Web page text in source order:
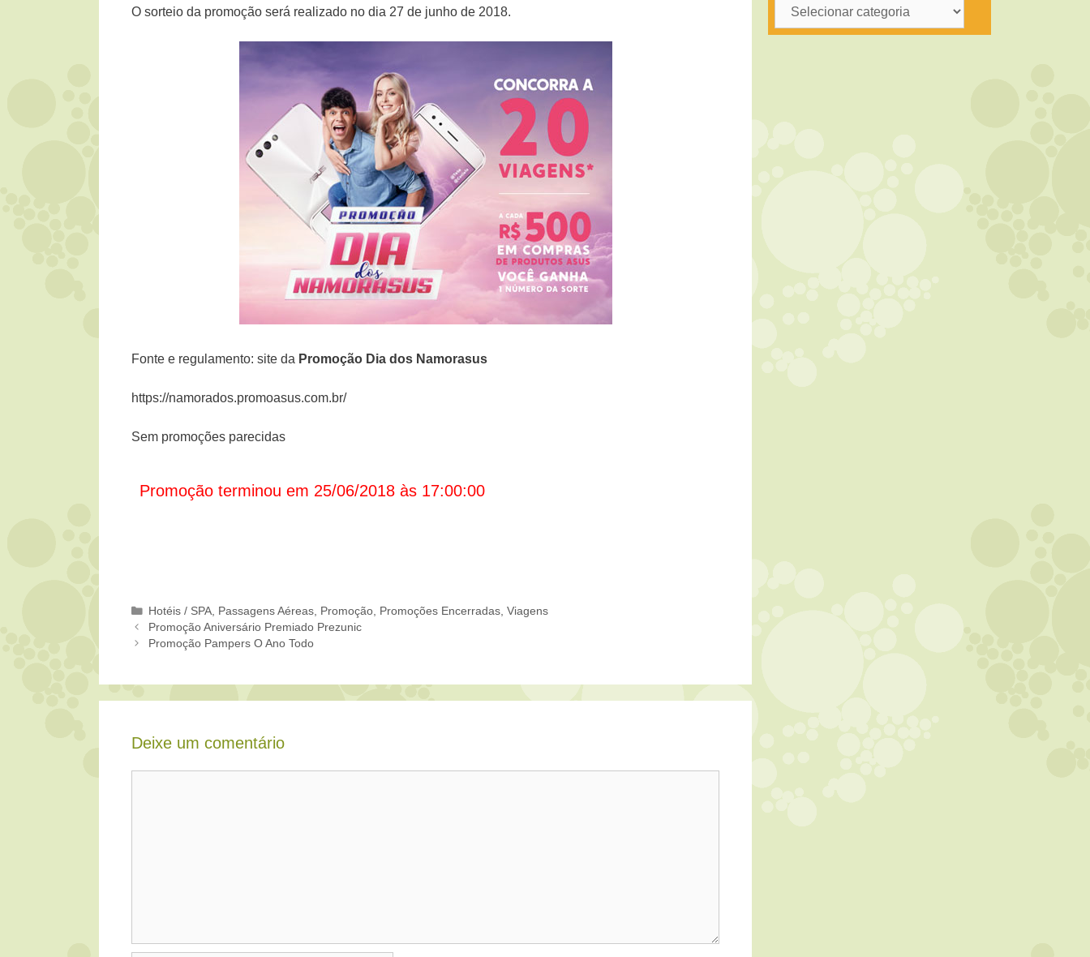
O sorteio da promoção será realizado no dia 27 de junho de 2018.
Fonte e regulamento: site da Promoção Dia dos Namorasus
https://namorados.promoasus.com.br/
Sem promoções parecidas
Promoção terminou em 25/06/2018 às 17:00:00
Categorias
Hotéis / SPA Passagens Aéreas Promoção Promoções Encerradas ,Viagens
Promoção Aniversário Premiado Prezunic
Promoção Pampers O Ano Todo
Deixe um comentário
Promoções
por